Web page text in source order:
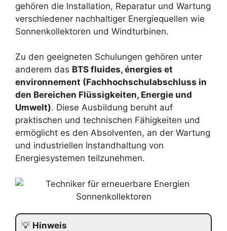
gehören die Installation, Reparatur und Wartung
verschiedener nachhaltiger Energiequellen wie
Sonnenkollektoren und Windturbinen.
Zu den geeigneten Schulungen gehören unter
anderem das BTS fluides, énergies et
environnement (Fachhochschulabschluss in
den Bereichen Flüssigkeiten, Energie und
Umwelt). Diese Ausbildung beruht auf
praktischen und technischen Fähigkeiten und
ermöglicht es den Absolventen, an der Wartung
und industriellen Instandhaltung von
Energiesystemen teilzunehmen.
💡 Hinweis